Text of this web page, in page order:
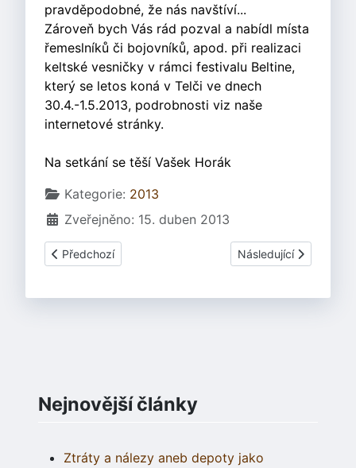
pravděpodobné, že nás navštíví...
Zároveň bych Vás rád pozval a nabídl místa
řemeslníků či bojovníků, apod. při realizaci
keltské vesničky v rámci festivalu Beltine,
který se letos koná v Telči ve dnech
30.4.-1.5.2013, podrobnosti viz naše
internetové stránky.
Na setkání se těší Vašek Horák
Základní údaje
Kategorie: 2013
Zveřejněno: 15. duben 2013
Předchozí článek: Blanenský deník 27.4.2013
Předchozí Další článek: Program
Následující
Nejnovější články
Ztráty a nálezy aneb depoty jako